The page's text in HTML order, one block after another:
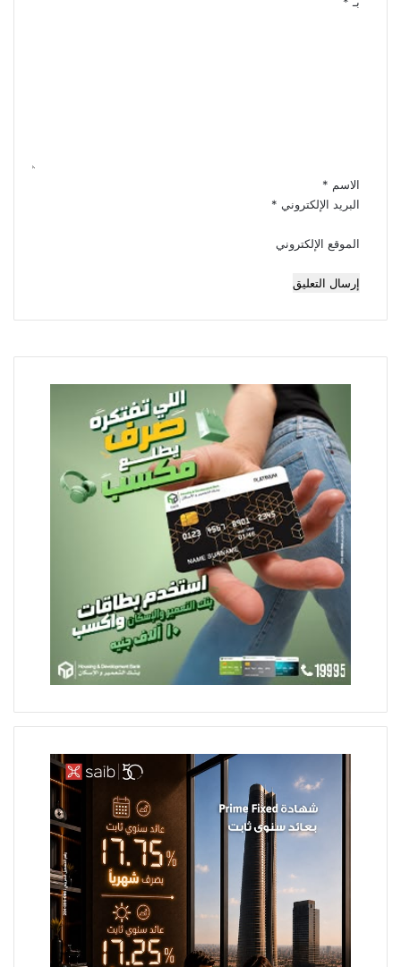
الاسم *
البريد الإلكتروني *
الموقع الإلكتروني